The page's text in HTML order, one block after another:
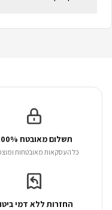
תשלום מאובטח 100%
כל העסקאות מאובטחות
החזרות ללא דמי